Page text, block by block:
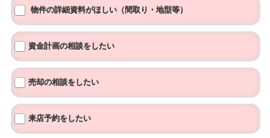
物件の詳細資料がほしい（間取り・地型等）
資金計画の相談をしたい
売却の相談をしたい
来店予約をしたい